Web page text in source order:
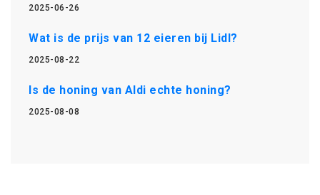
2025-06-26
Wat is de prijs van 12 eieren bij Lidl?
2025-08-22
Is de honing van Aldi echte honing?
2025-08-08